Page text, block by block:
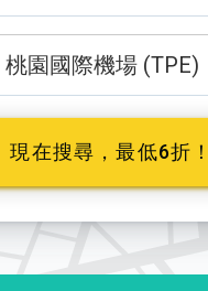
桃園國際機場 (TPE)
現在搜尋，最低6折